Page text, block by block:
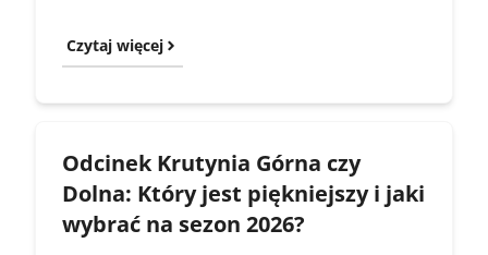
Czytaj więcej
Odcinek Krutynia Górna czy
Dolna: Który jest piękniejszy i jaki
wybrać na sezon 2026?